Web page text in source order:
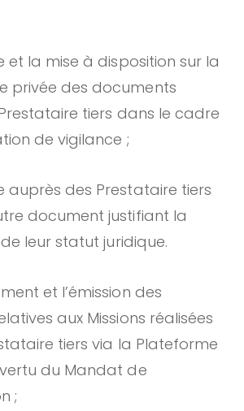
et la mise à disposition sur la
privée des documents
tiers dans le cadre
de vigilance ;
auprès des Prestataire tiers
document justifiant la
leur statut juridique.
et l’émission des
aux Missions réalisées
tiers via la Plateforme
du Mandat de
;